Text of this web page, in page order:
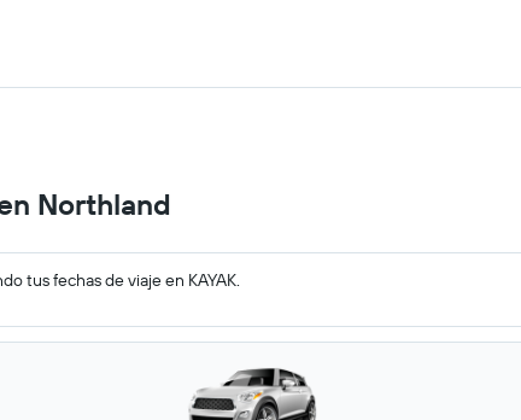
Northland
tus fechas de viaje en KAYAK.